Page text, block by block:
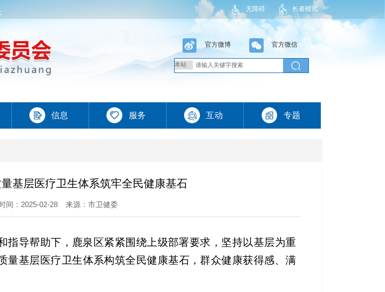
无障碍 长者模式
基层医疗卫生体系筑牢全民健康基石
间：2025-02-28 来源：市卫健委
指导帮助下，鹿泉区紧紧围绕上级部署要求，坚持以基层为重
量基层医疗卫生体系构筑全民健康基石，群众健康获得感、满